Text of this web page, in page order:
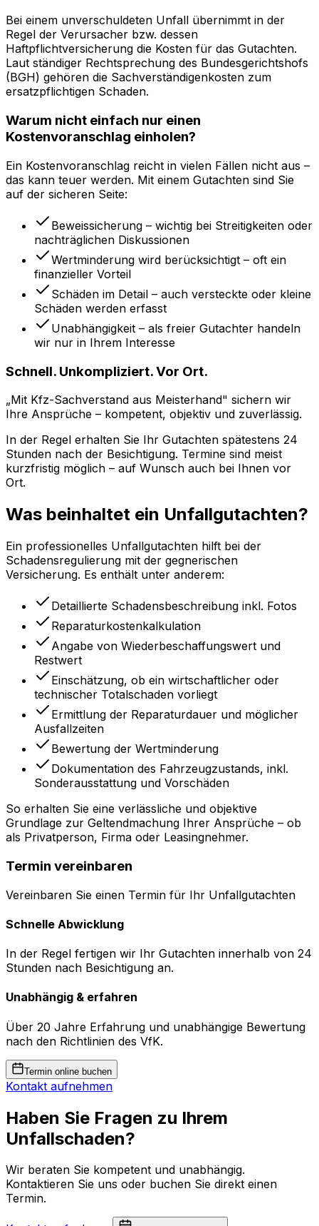
Bei einem unverschuldeten Unfall übernimmt in der
Regel der Verursacher bzw. dessen
Haftpflichtversicherung die Kosten für das Gutachten.
Laut ständiger Rechtsprechung des Bundesgerichtshofs
(BGH) gehören die Sachverständigenkosten zum
ersatzpflichtigen Schaden.
Warum nicht einfach nur einen
Kostenvoranschlag einholen?
Ein Kostenvoranschlag reicht in vielen Fällen nicht aus –
das kann teuer werden. Mit einem Gutachten sind Sie
auf der sicheren Seite:
Beweissicherung – wichtig bei Streitigkeiten oder
nachträglichen Diskussionen
Wertminderung wird berücksichtigt – oft ein
finanzieller Vorteil
Schäden im Detail – auch versteckte oder kleine
Schäden werden erfasst
Unabhängigkeit – als freier Gutachter handeln
wir nur in Ihrem Interesse
Schnell. Unkompliziert. Vor Ort.
„Mit Kfz-Sachverstand aus Meisterhand" sichern wir
Ihre Ansprüche – kompetent, objektiv und zuverlässig.
In der Regel erhalten Sie Ihr Gutachten spätestens 24
Stunden nach der Besichtigung. Termine sind meist
kurzfristig möglich – auf Wunsch auch bei Ihnen vor
Ort.
Was beinhaltet ein Unfallgutachten?
Ein professionelles Unfallgutachten hilft bei der
Schadensregulierung mit der gegnerischen
Versicherung. Es enthält unter anderem:
Detaillierte Schadensbeschreibung inkl. Fotos
Reparaturkostenkalkulation
Angabe von Wiederbeschaffungswert und
Restwert
Einschätzung, ob ein wirtschaftlicher oder
technischer Totalschaden vorliegt
Ermittlung der Reparaturdauer und möglicher
Ausfallzeiten
Bewertung der Wertminderung
Dokumentation des Fahrzeugzustands, inkl.
Sonderausstattung und Vorschäden
So erhalten Sie eine verlässliche und objektive
Grundlage zur Geltendmachung Ihrer Ansprüche – ob
als Privatperson, Firma oder Leasingnehmer.
Termin vereinbaren
Vereinbaren Sie einen Termin für Ihr Unfallgutachten
Schnelle Abwicklung
In der Regel fertigen wir Ihr Gutachten innerhalb von 24
Stunden nach Besichtigung an.
Unabhängig & erfahren
Über 20 Jahre Erfahrung und unabhängige Bewertung
nach den Richtlinien des VfK.
Termin online buchen
Kontakt aufnehmen
Haben Sie Fragen zu Ihrem
Unfallschaden?
Wir beraten Sie kompetent und unabhängig.
Kontaktieren Sie uns oder buchen Sie direkt einen
Termin.